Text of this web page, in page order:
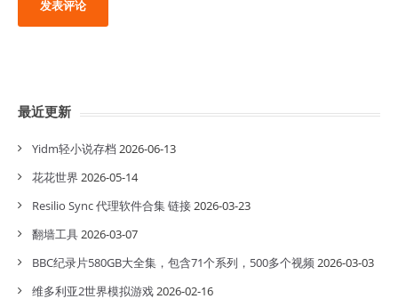
最近更新
Yidm轻小说存档 2026-06-13
花花世界 2026-05-14
Resilio Sync 代理软件合集 链接2026-03-23
翻墙工具2026-03-07
BBC纪录片580GB大全集，包含71个系列，500多个视频2026-03-03
维多利亚2世界模拟游戏2026-02-16